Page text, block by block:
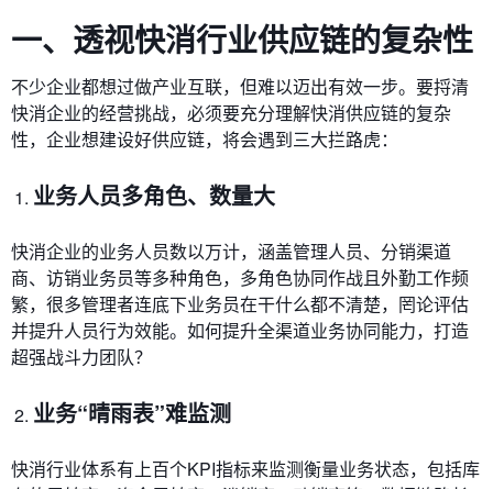
一、透视快消行业供应链的复杂性
不少企业都想过做产业互联，但难以迈出有效一步。要捋清
快消企业的经营挑战，必须要充分理解快消供应链的复杂
性，企业想建设好供应链，将会遇到三大拦路虎：
业务人员多角色、数量大
快消企业的业务人员数以万计，涵盖管理人员、分销渠道
商、访销业务员等多种角色，多角色协同作战且外勤工作频
繁，很多管理者连底下业务员在干什么都不清楚，罔论评估
并提升人员行为效能。如何提升全渠道业务协同能力，打造
超强战斗力团队？
业务“晴雨表”难监测
快消行业体系有上百个KPI指标来监测衡量业务状态，包括库